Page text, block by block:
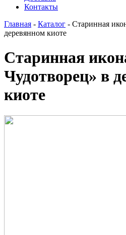
Контакты
Главная - Каталог - Старинная
деревянном киоте
Старинная
Чудотворец» в
киоте